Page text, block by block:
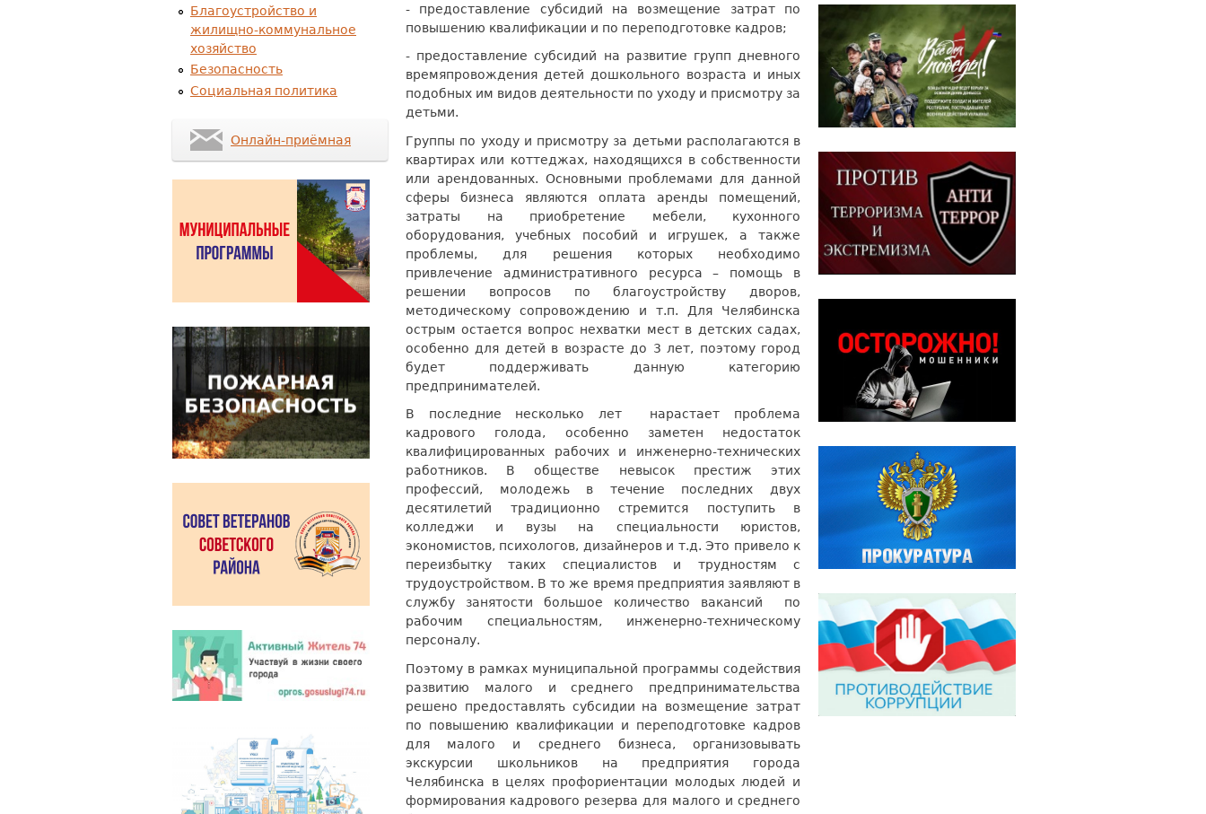
- предоставление субсидий на возмещение затрат по
повышению квалификации и по переподготовке кадров;
- предоставление субсидий на развитие групп дневного
времяпровождения детей дошкольного возраста и иных
подобных им видов деятельности по уходу и присмотру за
детьми.
Группы по уходу и присмотру за детьми располагаются в
квартирах или коттеджах, находящихся в собственности
или арендованных. Основными проблемами для данной
сферы бизнеса являются оплата аренды помещений,
затраты на приобретение мебели, кухонного
оборудования, учебных пособий и игрушек, а также
проблемы, для решения которых необходимо
привлечение административного ресурса – помощь в
решении вопросов по благоустройству дворов,
методическому сопровождению и т.п. Для Челябинска
острым остается вопрос нехватки мест в детских садах,
особенно для детей в возрасте до 3 лет, поэтому город
будет поддерживать данную категорию
предпринимателей.
В последние несколько лет
нарастает проблема
кадрового голода, особенно заметен недостаток
квалифицированных рабочих и инженерно-технических
работников. В обществе невысок престиж этих
профессий, молодежь в течение последних двух
десятилетий традиционно стремится поступить в
колледжи и вузы на специальности юристов,
экономистов, психологов, дизайнеров и т.д. Это привело к
переизбытку таких специалистов и трудностям с
трудоустройством. В то же время предприятия заявляют в
службу занятости большое количество вакансий
по
рабочим специальностям, инженерно-техническому
персоналу.
Поэтому в рамках муниципальной программы содействия
развитию малого и среднего предпринимательства
решено предоставлять субсидии на возмещение затрат
по повышению квалификации и переподготовке кадров
для малого и среднего бизнеса, организовывать
экскурсии школьников на предприятия города
Челябинска в целях профориентации молодых людей и
формирования кадрового резерва для малого и среднего
Благоустройство и
жилищно-коммунальное
хозяйство
Безопасность
Социальная политика
Онлайн-приёмная